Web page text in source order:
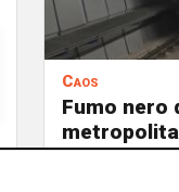
Caos
Fumo nero
vigili del